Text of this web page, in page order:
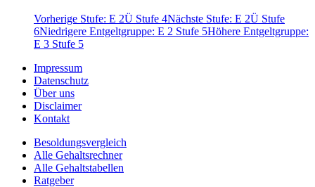
Vorherige Stufe: E 2Ü Stufe 4Nächste Stufe: E 2Ü Stufe
6Niedrigere Entgeltgruppe: E 2 Stufe 5Höhere Entgeltgruppe:
E 3 Stufe 5
Impressum
Datenschutz
Über uns
Disclaimer
Kontakt
Besoldungsvergleich
Alle Gehaltsrechner
Alle Gehaltstabellen
Ratgeber